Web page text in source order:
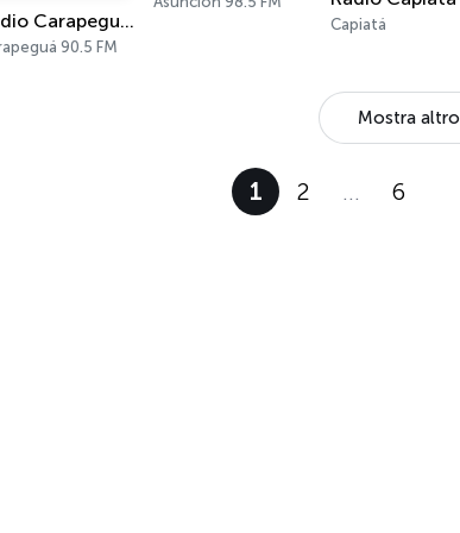
Radio Carapeguá FM 90.5
90.5 FM
Capiatá
Mostra altro
1 2 … 6